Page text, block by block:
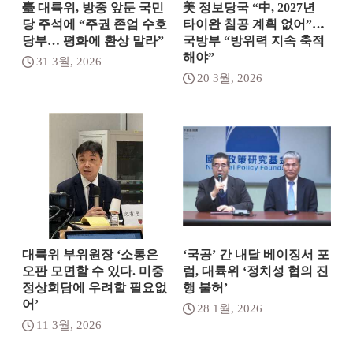
臺 대륙위, 방중 앞둔 국민
당 주석에 “주권 존엄 수호
당부… 평화에 환상 말라”
31 3월, 2026
美 정보당국 “中, 2027년
타이완 침공 계획 없어”…
국방부 “방위력 지속 축적
해야”
20 3월, 2026
대륙위 부위원장 ‘소통은
오판 모면할 수 있다. 미중
정상회담에 우려할 필요없
어’
11 3월, 2026
‘국공’ 간 내달 베이징서 포
럼, 대륙위 ‘정치성 협의 진
행 불허’
28 1월, 2026